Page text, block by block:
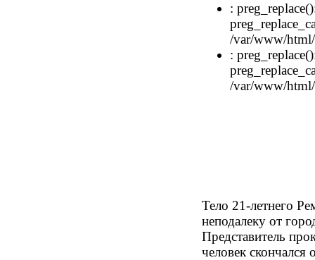
:
/var/www/
:
/var/www/
Тело 21-летнего
неподалеку от
Представитель
человек